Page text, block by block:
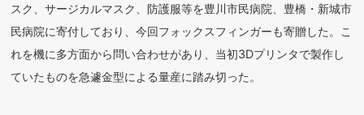
スク、サージカルマスク、防護服等を豊川市民病院、豊橋・新城市
民病院に寄付しており、今回フォックスフィンガーも寄贈した。こ
れを機に多方面から問い合わせがあり、当初3Dプリンタで製作し
ていたものを急遽金型による量産に踏み切った。